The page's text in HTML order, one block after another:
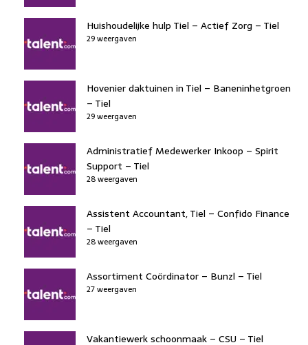
Huishoudelijke hulp Tiel – Actief Zorg – Tiel
29 weergaven
Hovenier daktuinen in Tiel – Baneninhetgroen
– Tiel
29 weergaven
Administratief Medewerker Inkoop – Spirit
Support – Tiel
28 weergaven
Assistent Accountant, Tiel – Confido Finance
– Tiel
28 weergaven
Assortiment Coördinator – Bunzl – Tiel
27 weergaven
Vakantiewerk schoonmaak – CSU – Tiel